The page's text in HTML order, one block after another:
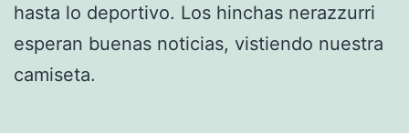
hasta lo deportivo. Los hinchas nerazzurri
esperan buenas noticias, vistiendo nuestra
camiseta.